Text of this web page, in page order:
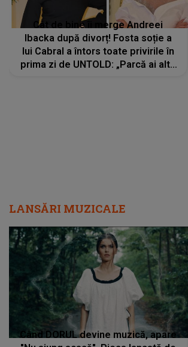
Cât de bine îi merge Andreei
Ibacka după divorț! Fosta soție a
lui Cabral a întors toate privirile în
prima zi de UNTOLD: „Parcă ai altă
LANSĂRI MUZICALE
Când DORUL devine muzică, apare